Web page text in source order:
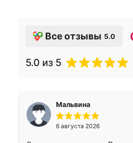
Все отзывы 5.0
5.0 из 5
Мальвина
6 августа 2026